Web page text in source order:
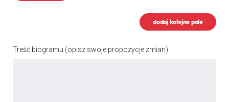
dodaj kolejne pole
Treść biogramu (opisz swoje propozycje zmian)